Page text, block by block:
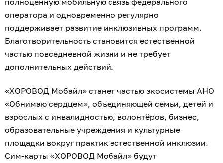
полноценную мобильную связь федерального
оператора и одновременно регулярно
поддерживает развитие инклюзивных программ.
Благотворительность становится естественной
частью повседневной жизни и не требует
дополнительных действий.
«ХОРОВОД Мобайл» станет частью экосистемы АНО
«Обнимаю сердцем», объединяющей семьи, детей и
взрослых с инвалидностью, волонтёров, бизнес,
образовательные учреждения и культурные
площадки вокруг практик естественной инклюзии.
Сим-карты «ХОРОВОД Мобайл» будут